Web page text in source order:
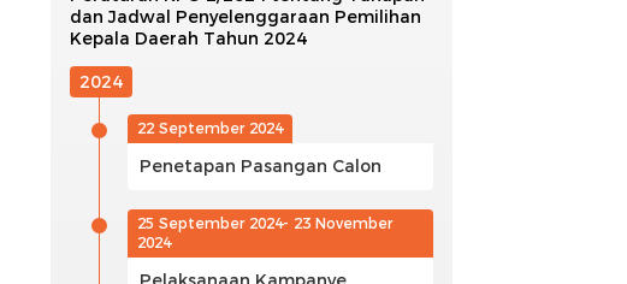
dan Jadwal Penyelenggaraan Pemilihan
Kepala Daerah Tahun 2024
2024
22 September 2024
Penetapan Pasangan Calon
25 September 2024- 23 November
2024